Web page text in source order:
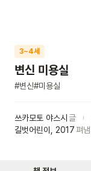
3~4세
변신 미용실
#변신#미용실
쓰카모토 야스시 글
길벗어린이
2017펴냄